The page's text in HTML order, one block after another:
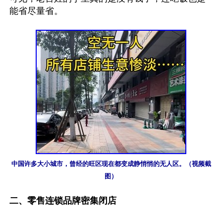
能省尽量省。
中国许多大小城市，曾经的旺区现在都变成静悄悄的无人区。（视频截
图）
二、零售连锁品牌密集闭店